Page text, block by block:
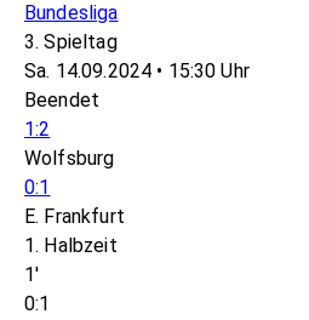
Bundesliga
3. Spieltag
Sa. 14.09.2024 • 15:30 Uhr
Beendet
1:2
Wolfsburg
0:1
E. Frankfurt
1. Halbzeit
1'
0:1